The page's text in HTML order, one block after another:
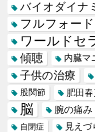
バイオダイナ
フルフォー
ワールドセ
傾聴 内臓マ
子供の治療
股関節 肥田
脳 腕の痛み
自閉症 見えづ